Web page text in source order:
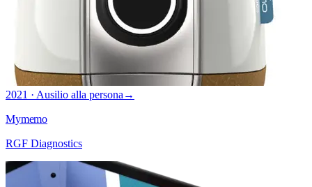
2021 · Ausilio alla persona →
Mymemo
RGF Diagnostics